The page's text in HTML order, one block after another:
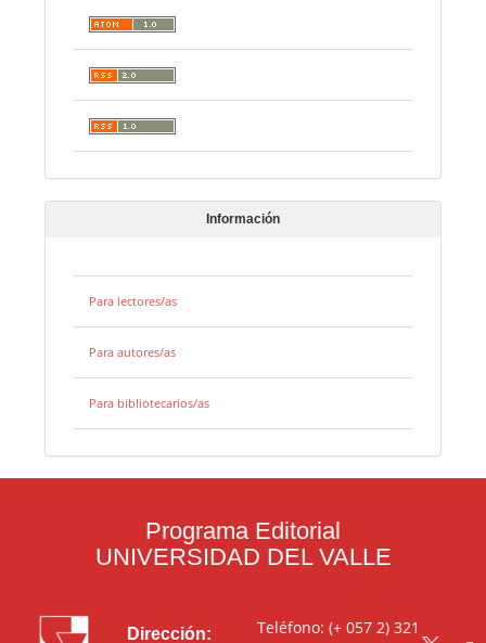
Información
Para lectores/as
Para autores/as
Para bibliotecarios/as
Programa Editorial
UNIVERSIDAD DEL VALLE
Dirección:
Teléfono: (+ 057 2) 321